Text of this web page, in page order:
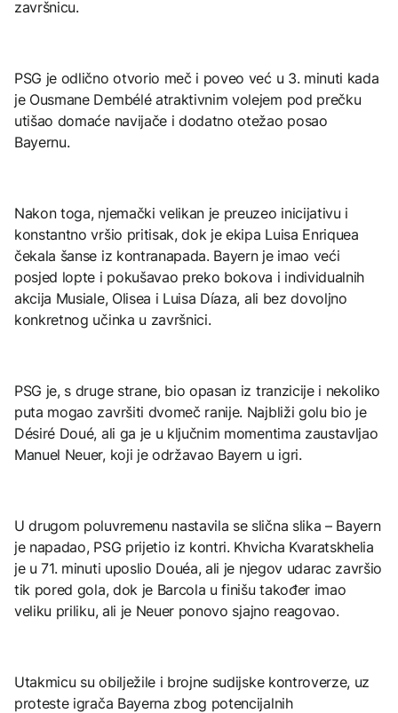
završnicu.
PSG je odlično otvorio meč i poveo već u 3. minuti kada
je Ousmane Dembélé atraktivnim volejem pod prečku
utišao domaće navijače i dodatno otežao posao
Bayernu.
Nakon toga, njemački velikan je preuzeo inicijativu i
konstantno vršio pritisak, dok je ekipa Luisa Enriquea
čekala šanse iz kontranapada. Bayern je imao veći
posjed lopte i pokušavao preko bokova i individualnih
akcija Musiale, Olisea i Luisa Díaza, ali bez dovoljno
konkretnog učinka u završnici.
PSG je, s druge strane, bio opasan iz tranzicije i nekoliko
puta mogao završiti dvomeč ranije. Najbliži golu bio je
Désiré Doué, ali ga je u ključnim momentima zaustavljao
Manuel Neuer, koji je održavao Bayern u igri.
U drugom poluvremenu nastavila se slična slika – Bayern
je napadao, PSG prijetio iz kontri. Khvicha Kvaratskhelia
je u 71. minuti uposlio Douéa, ali je njegov udarac završio
tik pored gola, dok je Barcola u finišu također imao
veliku priliku, ali je Neuer ponovo sjajno reagovao.
Utakmicu su obilježile i brojne sudijske kontroverze, uz
proteste igrača Bayerna zbog potencijalnih